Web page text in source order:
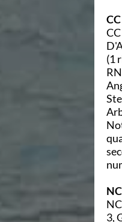
Pietralata
- Valco San Paolo
(1
3,